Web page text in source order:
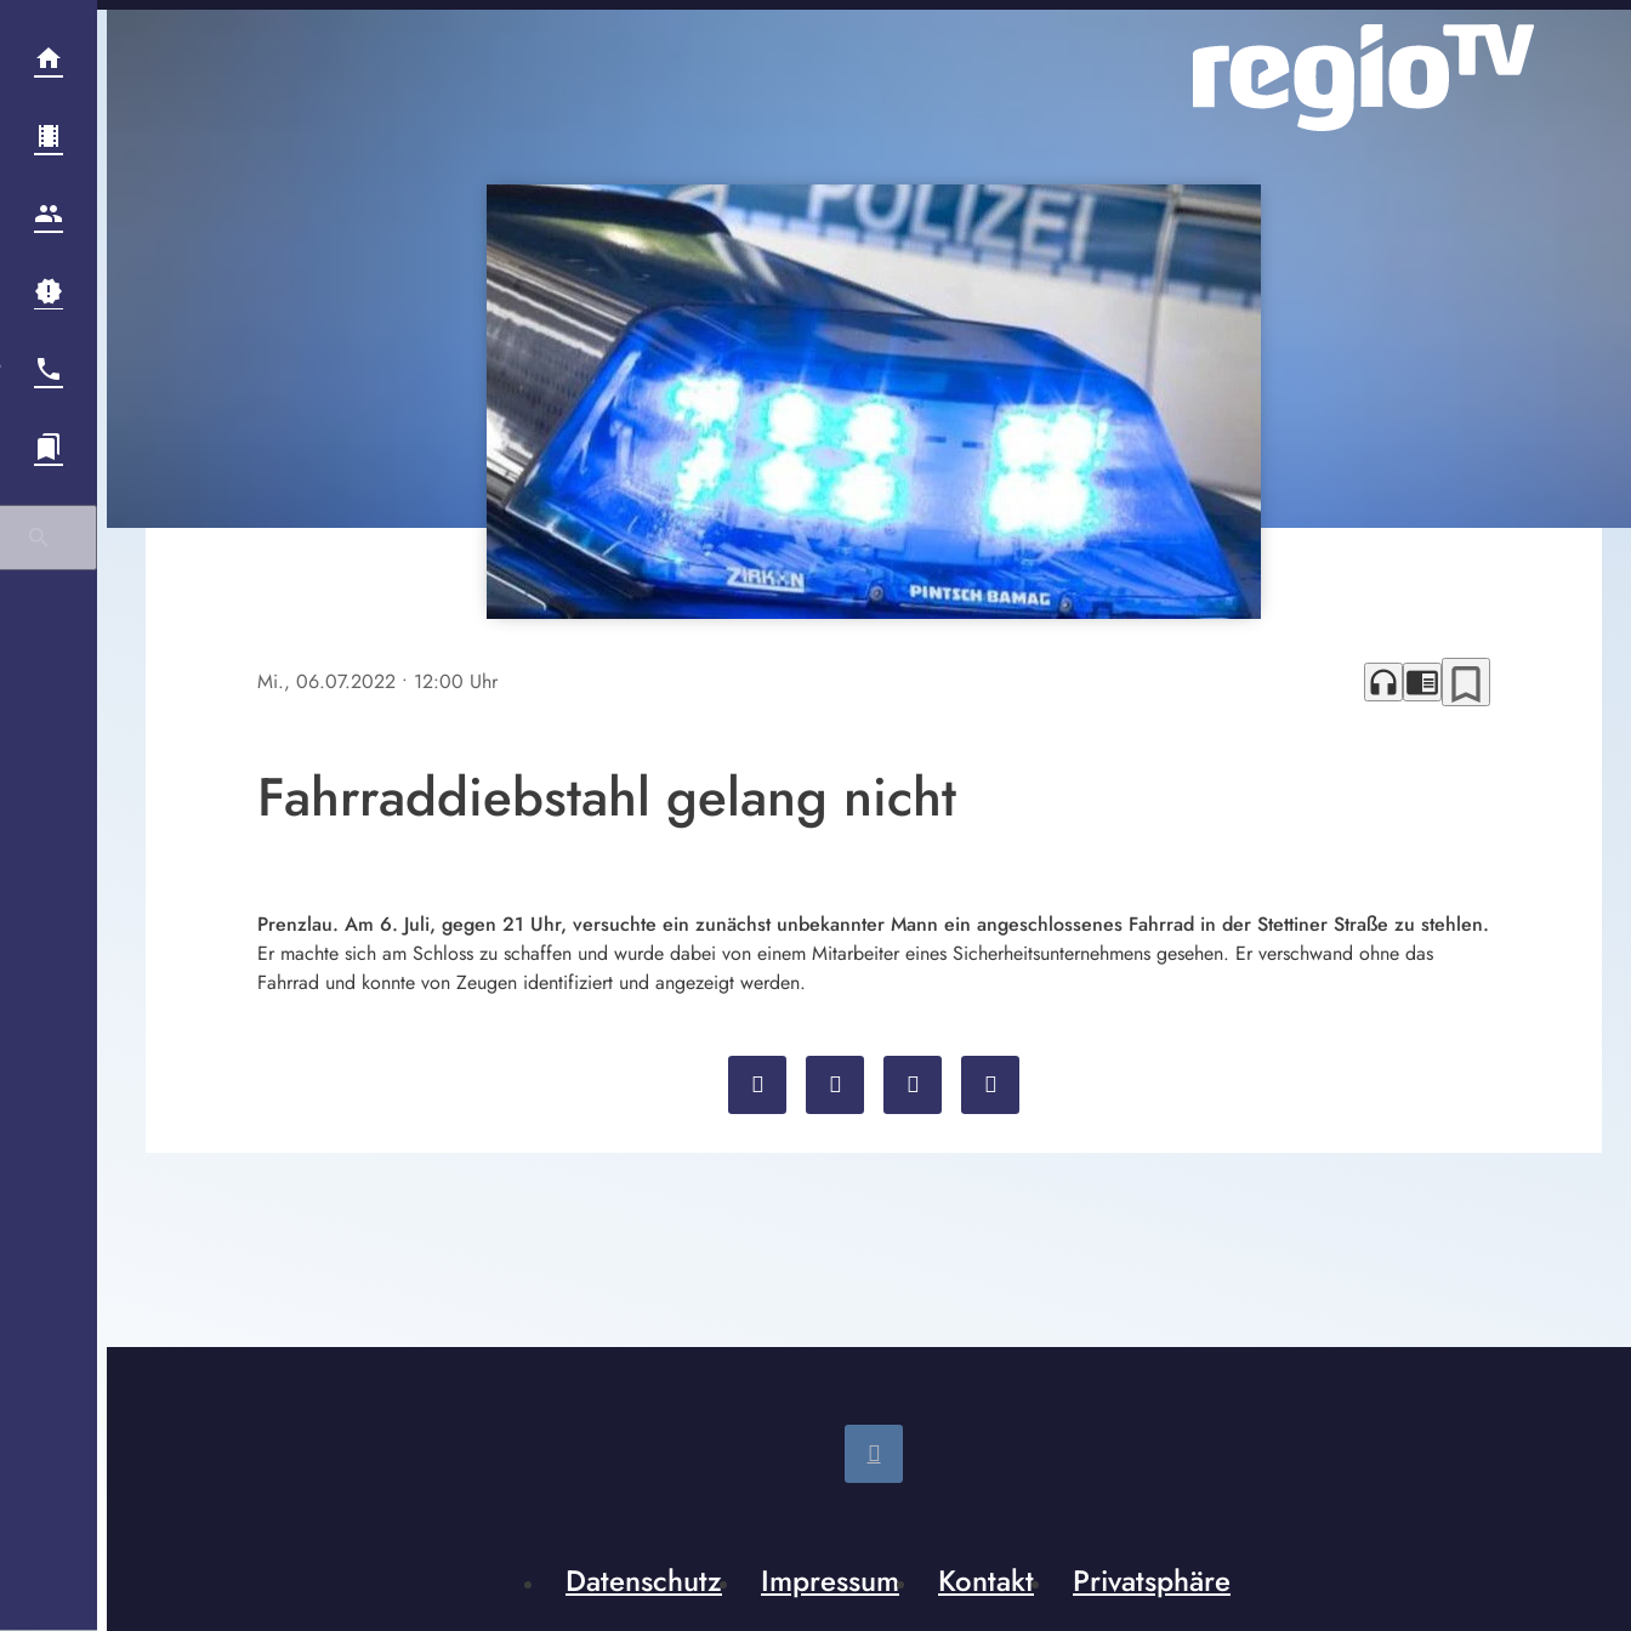
Mi., 06.07.2022 • 12:00 Uhr headphones chrome_reader_mode bookmark_border
Fahrraddiebstahl gelang nicht
Prenzlau. Am 6. Juli, gegen 21 Uhr, versuchte ein zunächst unbekannter Mann ein angeschlossenes Fahrrad in der Stettiner Straße zu stehlen.
Er machte sich am Schloss zu schaffen und wurde dabei von einem Mitarbeiter eines Sicherheitsunternehmens gesehen. Er verschwand ohne das
Fahrrad und konnte von Zeugen identifiziert und angezeigt werden.
Datenschutz Impressum Kontakt Privatsphäre